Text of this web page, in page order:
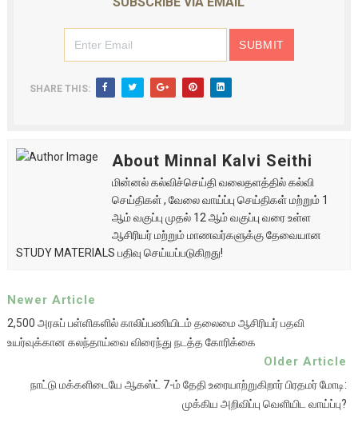
SHARE THIS:
About Minnal Kalvi Seithi
மின்னல் கல்விச்செய்தி வலைதளத்தில் கல்வி
செய்திகள் , வேலை வாய்ப்பு செய்திகள் மற்றும் 1
ஆம் வகுப்பு முதல் 12 ஆம் வகுப்பு வரை உள்ள
ஆசிரியர் மற்றும் மாணவர்களுக்கு தேவையான
STUDY MATERIALS பதிவு செய்யப்படுகிறது!
Newer Article
2,500 அரசுப் பள்ளிகளில் காலிப்பணியிடம் தலைமை ஆசிரியர் பதவி
உயர்வுக்கான கலந்தாய்வை விரைந்து நடத்த கோரிக்கை
Older Article
நாட்டு மக்களிடையே ஆகஸ்ட் 7-ம் தேதி உரையாற்றுகிறார் பிரதமர் மோடி:
முக்கிய அறிவிப்பு வெளியிட வாய்ப்பு?